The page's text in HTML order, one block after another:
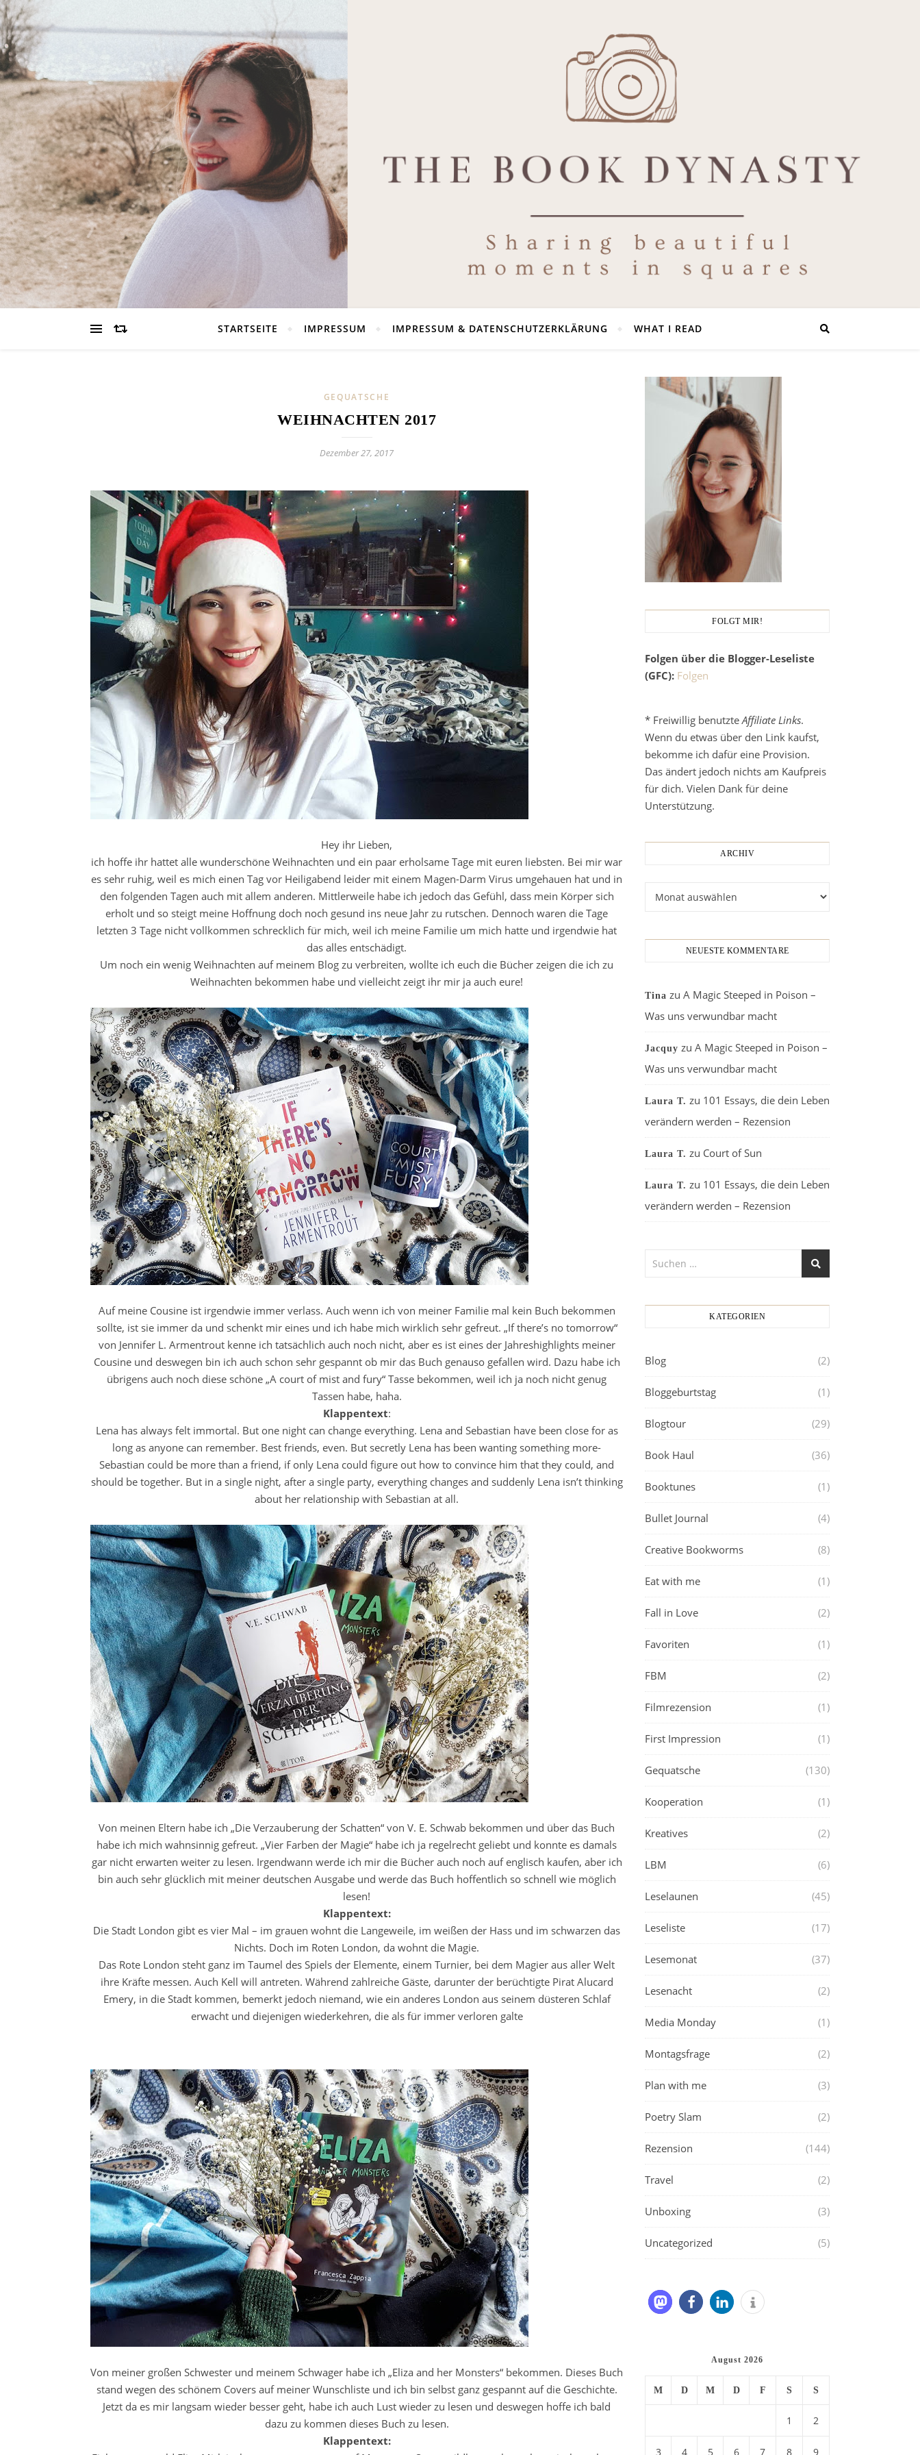
STARTSEITE IMPRESSUM IMPRESSUM & DATENSCHUTZERKLÄRUNG WHAT I READ
GEQUATSCHE
WEIHNACHTEN 2017
Dezember 27, 2017
Hey ihr Lieben,
ich hoffe ihr hattet alle wunderschöne Weihnachten und ein paar erholsame Tage mit euren liebsten. Bei mir war
es sehr ruhig, weil es mich einen Tag vor Heiligabend leider mit einem Magen-Darm Virus umgehauen hat und in
den folgenden Tagen auch mit allem anderen. Mittlerweile habe ich jedoch das Gefühl, dass mein Körper sich
erholt und so steigt meine Hoffnung doch noch gesund ins neue Jahr zu rutschen. Dennoch waren die Tage
letzten 3 Tage nicht vollkommen schrecklich für mich, weil ich meine Familie um mich hatte und irgendwie hat
das alles entschädigt.
Um noch ein wenig Weihnachten auf meinem Blog zu verbreiten, wollte ich euch die Bücher zeigen die ich zu
Weihnachten bekommen habe und vielleicht zeigt ihr mir ja auch eure!
Auf meine Cousine ist irgendwie immer verlass. Auch wenn ich von meiner Familie mal kein Buch bekommen
sollte, ist sie immer da und schenkt mir eines und ich habe mich wirklich sehr gefreut. „If there’s no tomorrow“
von Jennifer L. Armentrout kenne ich tatsächlich auch noch nicht, aber es ist eines der Jahreshighlights meiner
Cousine und deswegen bin ich auch schon sehr gespannt ob mir das Buch genauso gefallen wird. Dazu habe ich
übrigens auch noch diese schöne „A court of mist and fury“ Tasse bekommen, weil ich ja noch nicht genug
Tassen habe, haha.
Klappentext:
Lena has always felt immortal. But one night can change everything. Lena and Sebastian have been close for as
long as anyone can remember. Best friends, even. But secretly Lena has been wanting something more-
Sebastian could be more than a friend, if only Lena could figure out how to convince him that they could, and
should be together. But in a single night, after a single party, everything changes and suddenly Lena isn’t thinking
about her relationship with Sebastian at all.
Von meinen Eltern habe ich „Die Verzauberung der Schatten“ von V. E. Schwab bekommen und über das Buch
habe ich mich wahnsinnig gefreut. „Vier Farben der Magie“ habe ich ja regelrecht geliebt und konnte es damals
gar nicht erwarten weiter zu lesen. Irgendwann werde ich mir die Bücher auch noch auf englisch kaufen, aber ich
bin auch sehr glücklich mit meiner deutschen Ausgabe und werde das Buch hoffentlich so schnell wie möglich
lesen!
Klappentext:
Die Stadt London gibt es vier Mal – im grauen wohnt die Langeweile, im weißen der Hass und im schwarzen das
Nichts. Doch im Roten London, da wohnt die Magie.
Das Rote London steht ganz im Taumel des Spiels der Elemente, einem Turnier, bei dem Magier aus aller Welt
ihre Kräfte messen. Auch Kell will antreten. Während zahlreiche Gäste, darunter der berüchtigte Pirat Alucard
Emery, in die Stadt kommen, bemerkt jedoch niemand, wie ein anderes London aus seinem düsteren Schlaf
erwacht und diejenigen wiederkehren, die als für immer verloren galte
Von meiner großen Schwester und meinem Schwager habe ich „Eliza and her Monsters“ bekommen. Dieses Buch
stand wegen des schönem Covers auf meiner Wunschliste und ich bin selbst ganz gespannt auf die Geschichte.
Jetzt da es mir langsam wieder besser geht, habe ich auch Lust wieder zu lesen und deswegen hoffe ich bald
dazu zu kommen dieses Buch zu lesen.
Klappentext:
FOLGT MIR!
Folgen über die Blogger-Leseliste
(GFC): Folgen
* Freiwillig benutzteAffiliate Links.
Wenn du etwas über den Link kaufst,
bekomme ich dafür eine Provision.
Das ändert jedoch nichts am Kaufpreis
für dich. Vielen Dank für deine
Unterstützung.
ARCHIV
NEUESTE KOMMENTARE
Tina zu A Magic Steeped in Poison –
Was uns verwundbar macht
Jacquy zu A Magic Steeped in Poison –
Was uns verwundbar macht
Laura T. zu 101 Essays, die dein Leben
verändern werden – Rezension
Laura T. zu Court of Sun
Laura T. zu 101 Essays, die dein Leben
verändern werden – Rezension
KATEGORIEN
Blog (2)
Bloggeburtstag (1)
Blogtour (29)
Book Haul (36)
Booktunes (1)
Bullet Journal (4)
Creative Bookworms (8)
Eat with me (1)
Fall in Love (2)
Favoriten (1)
FBM (2)
Filmrezension (1)
First Impression (1)
Gequatsche (130)
Kooperation (1)
Kreatives (2)
LBM (6)
Leselaunen (45)
Leseliste (17)
Lesemonat (37)
Lesenacht (2)
Media Monday (1)
Montagsfrage (2)
Plan with me (3)
Poetry Slam (2)
Rezension (144)
Travel (2)
Unboxing (3)
Uncategorized (5)
August 2026
M D M D F S S
1 2
3 4 5 6 7 8 9